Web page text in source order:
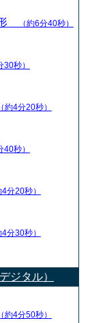
（約6分40秒）
30秒）
（約4分20秒）
40秒）
4分20秒）
4分30秒）
ジタル）
（約4分50秒）